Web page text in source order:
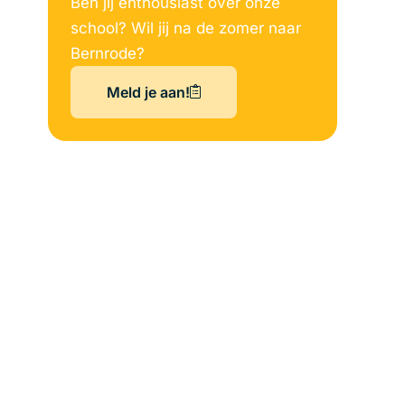
school? Wil jij na de zomer naar
Bernrode?
Meld je aan!